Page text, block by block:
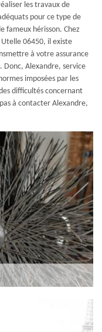
les travaux de
pour ce type de
fameux hérisson. Chez
06450, il existe
à votre assurance
Donc, Alexandre, service
imposées par les
difficultés concernant
à contacter Alexandre,